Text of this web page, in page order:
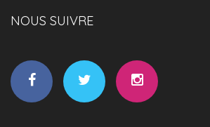
NOUS SUIVRE